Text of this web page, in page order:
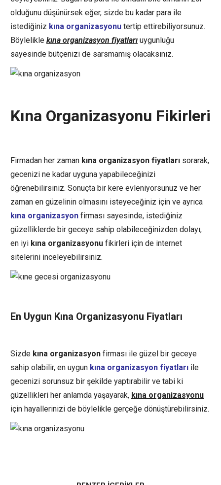
olduğunu düşünürsek eğer, sizde bu kadar para ile
istediğiniz kına organizasyonu tertip ettirebiliyorsunuz.
Böylelikle kına organizasyon fiyatları uygunluğu
sayesinde bütçenizi de sarsmamış olacaksınız.
Kına Organizasyonu Fikirleri
Firmadan her zaman kına organizasyon fiyatları sorarak,
gecenizi ne kadar uyguna yapabileceğinizi
öğrenebilirsiniz. Sonuçta bir kere evleniyorsunuz ve her
zaman en güzelinin olmasını isteyeceğiniz için ve ayrıca
kına organizasyon firması sayesinde, istediğiniz
güzelliklerde bir geceye sahip olabileceğinizden dolayı,
en iyi kına organizasyonu fikirleri için de internet
sitelerini inceleyebilirsiniz.
En Uygun Kına Organizasyonu Fiyatları
Sizde kına organizasyon firması ile güzel bir geceye
sahip olabilir, en uygun kına organizasyon fiyatları ile
gecenizi sorunsuz bir şekilde yaptırabilir ve tabi ki
güzellikleri her anlamda yaşayarak, kına organizasyonu
için hayallerinizi de böylelikle gerçeğe dönüştürebilirsiniz.